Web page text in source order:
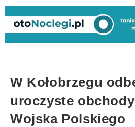
W Kołobrzegu
uroczyste
Wojska Polskiego